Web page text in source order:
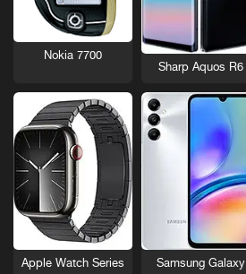
Sharp Aquos R6
Nokia 7700
Samsung Galaxy
Apple Watch Series